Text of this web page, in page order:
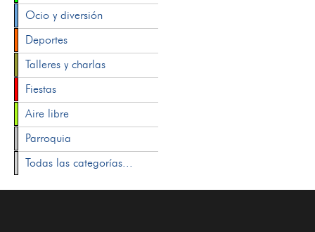
Ocio y diversión
Deportes
Talleres y charlas
Fiestas
Aire libre
Parroquia
Todas las categorías...